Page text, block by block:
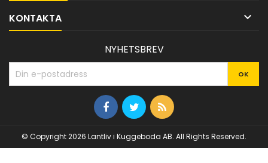
KONTAKTA 
NYHETSBREV
© Copyright 2026 Lantliv i Kuggeboda AB. All Rights Reserved.